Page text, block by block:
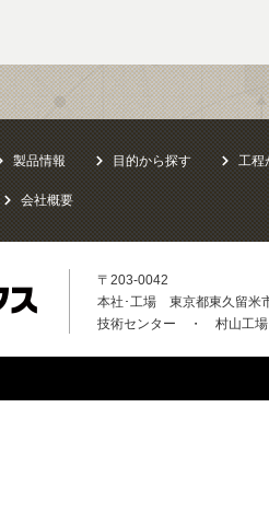
製品情報 目的から探す 工程
会社概要
〒203-0042
本社･工場 東京都東久留米
技術センター ・ 村山工